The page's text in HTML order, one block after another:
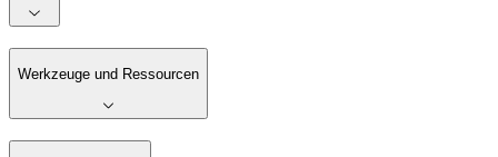
Werkzeuge und Ressourcen